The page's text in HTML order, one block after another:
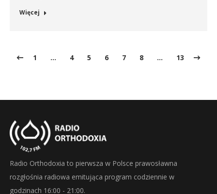
Więcej
1 … 4 5 6 7 8 … 13
Radio Orthodoxia to pierwsza w Polsce prawosławna
rozgłośnia radiowa emitująca program codziennie w
godzinach 16:00 - 21:00.